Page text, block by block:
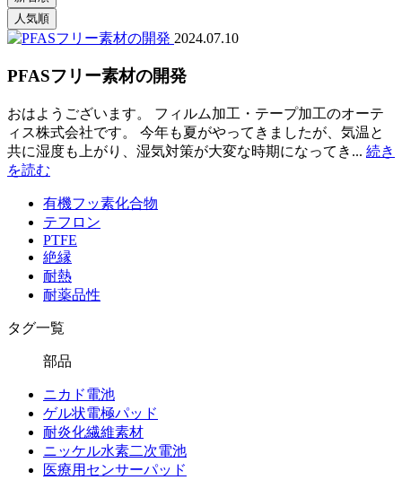
2024.07.10
PFASフリー素材の開発
おはようございます。 フィルム加工・テープ加工のオーテ
ィス株式会社です。 今年も夏がやってきましたが、気温と
共に湿度も上がり、湿気対策が大変な時期になってき... 続き
を読む
有機フッ素化合物
テフロン
PTFE
絶縁
耐熱
耐薬品性
タグ一覧
部品
ニカド電池
ゲル状電極パッド
耐炎化繊維素材
ニッケル水素二次電池
医療用センサーパッド